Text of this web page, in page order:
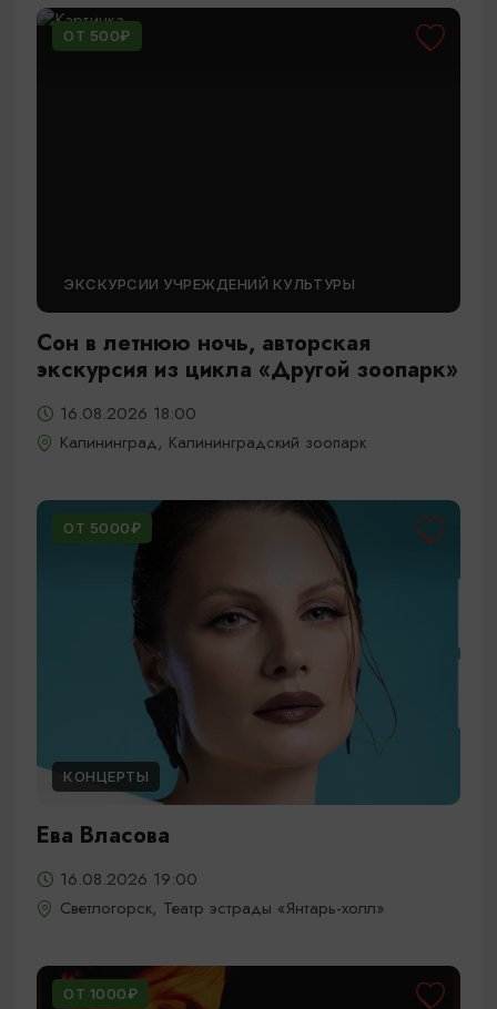
ОТ 500₽
ЭКСКУРСИИ УЧРЕЖДЕНИЙ КУЛЬТУРЫ
Сон в летнюю ночь, авторская
экскурсия из цикла «Другой зоопарк»
16.08.2026 18:00
Калининград, Калининградский зоопарк
ОТ 5000₽
КОНЦЕРТЫ
Ева Власова
16.08.2026 19:00
Светлогорск, Театр эстрады «Янтарь-холл»
ОТ 1000₽